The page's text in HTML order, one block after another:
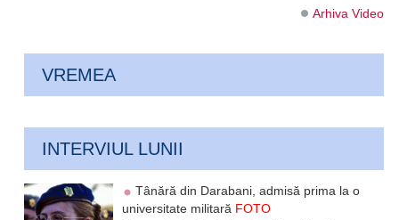
Arhiva Video
VREMEA
INTERVIUL LUNII
Tânără din Darabani, admisă prima la o
universitate militară FOTO